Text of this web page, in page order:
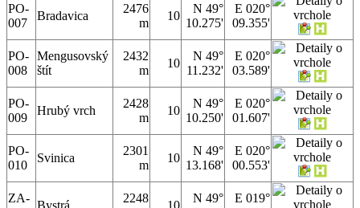
PO-
007
Bradavica
2476
m
10
N 49°
10.275'
E 020°
09.355'
PO-
008
Mengusovský
štít
2432
m
10
N 49°
11.232'
E 020°
03.589'
PO-
009
Hrubý vrch
2428
m
10
N 49°
10.250'
E 020°
01.607'
PO-
010
Svinica
2301
m
10
N 49°
13.168'
E 020°
00.553'
ZA-
Bystrá
2248
10
N 49°
E 019°